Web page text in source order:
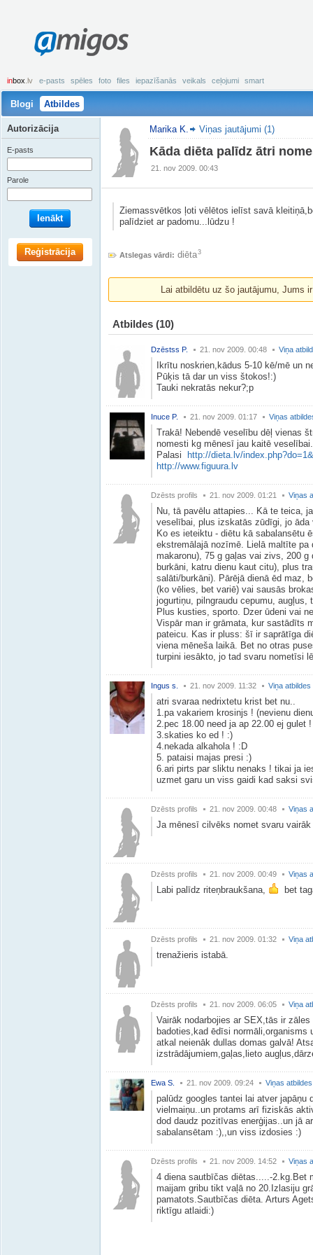
amigos
inbox .lv e-pasts spēles foto files iepazīšanās veikals ceļojumi smart
Blogi Atbildes
Marika K. Viņas jautājumi (1)
Kāda diēta palīdz ātri
21. nov 2009. 00:43
Ziemassvētkos ļoti vēlētos ielīst savā
palīdziet ar padomu...lūdzu !
Atslegas vārdi: diēta3
Lai atbildētu uz šo jautājumu, Jums
Atbildes (10)
Dzēstss P. 21. nov 2009. 00:48 Viņa
Ikrītu noskrien,kādus 5-10 kē/mē un
Pūķis tā dar un viss štokos!:)
Tauki nekratās nekur?;p
Inuce P. 21. nov 2009. 01:17 Viņas
Trakā! Nebendē veselību dēļ vienas
nomesti kg mēnesī jau kaitē veselībai.
Palasi
http://dieta.lv/
http://www.figuura.lv
Dzēsts profils 21. nov 2009. 01:21 Viņas
Nu, tā pavēlu attapies... Kā te teica,
veselībai, plus izskatās zūdīgi, jo āda
Ko es ieteiktu - diētu kā sabalansētu
ekstremālajā nozīmē. Lielā maltīte
makaronu), 75 g gaļas vai zivs, 200
burkāni, katru dienu kaut citu), plus
salāti/burkāni). Pārējā dienā ēd maz,
(ko vēlies, bet variē) vai sausās
jogurtiņu, pilngraudu cepumu, augļus,
Plus kusties, sporto. Dzer ūdeni vai
Vispār man ir grāmata, kur sastādīts
pateicu. Kas ir pluss: šī ir saprātīga
viena mēneša laikā. Bet no otras
turpini iesākto, jo tad svaru nometīsi
Ingus s. 21. nov 2009. 11:32 Viņa atbildes
atri svaraa nedrixtetu krist bet nu..
1.pa vakariem krosinjs ! (nevienu
2.pec 18.00 need ja ap 22.00 ej gulet
3.skaties ko ed ! :)
4.nekada alkahola ! :D
5. pataisi majas presi :)
6.ari pirts par sliktu nenaks ! tikai ja
uzmet garu un viss gaidi kad saksi
Dzēsts profils 21. nov 2009. 00:48 Viņas
Ja mēnesī cilvēks nomet svaru
Dzēsts profils 21. nov 2009. 00:49 Viņas
Labi palīdz riteņbraukšana, bet
Dzēsts profils 21. nov 2009. 01:32 Viņa
trenažieris istabā.
Dzēsts profils 21. nov 2009. 06:05 Viņa
Vairāk nodarbojies ar SEX,tās ir
badoties,kad ēdīsi
atkal neienāk dullas domas galvā!
izstrādājumiem,gaļas,lieto
Ewa S. 21. nov 2009. 09:24 Viņas atbildes
palūdz googles tantei lai atver japāņu
vielmaiņu..un protams arī fiziskās
dod daudz pozitīvas enerģijas..un jā
sabalansētam :),,un viss izdosies :)
Dzēsts profils 21. nov 2009. 14:52 Viņas
4 diena sautbīčas diētas.....-2.kg.Bet
maijam gribu tikt vaļā no 20.Izlasiju
pamatots.Sautbīčas diēta. Arturs
riktīgu atlaidi:)
Autorizācija
E-pasts
Parole
Ienākt
Reģistrācija